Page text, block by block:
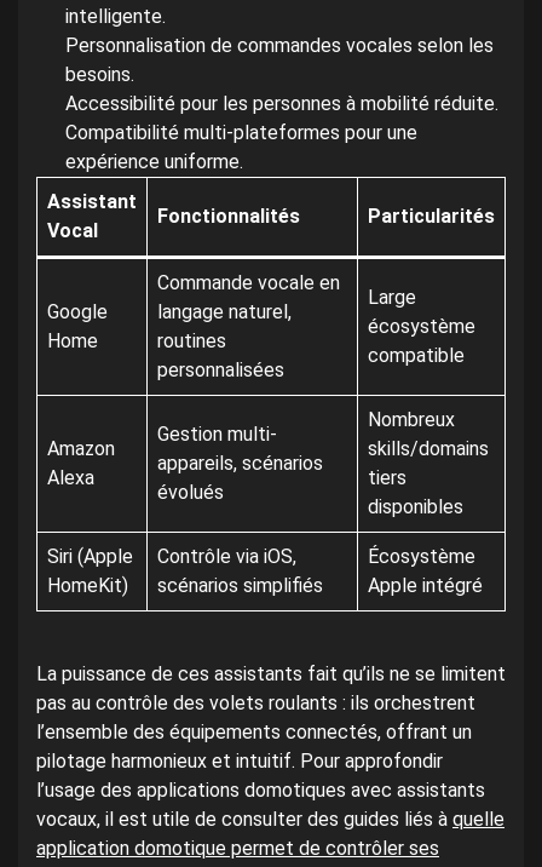
intelligente.
Personnalisation de commandes vocales selon les
besoins.
Accessibilité pour les personnes à mobilité réduite.
Compatibilité multi-plateformes pour une
expérience uniforme.
Assistant
Vocal
Fonctionnalités Particularités
Google
Home
Commande vocale en
langage naturel,
routines
personnalisées
Large
écosystème
compatible
Amazon
Alexa
Gestion multi-
appareils, scénarios
évolués
Nombreux
skills/domains
tiers
disponibles
Siri (Apple
HomeKit)
Contrôle via iOS,
scénarios simplifiés
Écosystème
Apple intégré
La puissance de ces assistants fait qu’ils ne se limitent
pas au contrôle des volets roulants : ils orchestrent
l’ensemble des équipements connectés, offrant un
pilotage harmonieux et intuitif. Pour approfondir
l’usage des applications domotiques avec assistants
vocaux, il est utile de consulter des guides liés à quelle
application domotique permet de contrôler ses